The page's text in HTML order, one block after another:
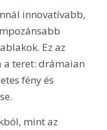
innovatívabb,
Ez az
teret: drámaian
fény és
mint az